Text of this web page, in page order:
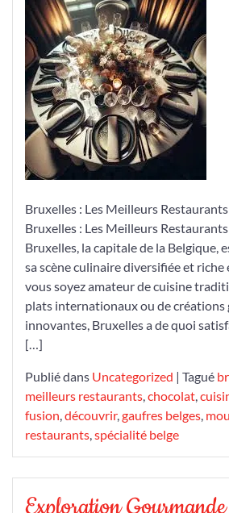
Meilleurs
Restaurants
de
Bruxelles
Bruxelles : Les Meilleurs
Bruxelles : Les Meilleurs
Bruxelles, la capitale de la Belgique,
sa scène culinaire diversifiée et riche
vous soyez amateur de cuisine
plats internationaux ou de
innovantes, Bruxelles a de quoi
[…]
Publié dans Uncategorized | Tagué
meilleurs restaurants,chocolat,
fusion,découvrir,gaufres belges,
restaurants,spécialité belge